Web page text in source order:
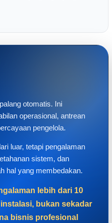
otomatis. Ini
operasional, antrean
pengelola.
luar, tetapi pengalaman
sistem, dan
hal yang membedakan.
lebih dari 10
bukan sekadar
bisnis profesional